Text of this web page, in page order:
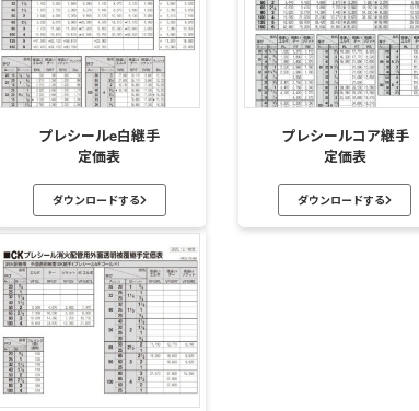
プレシールe白継手
定価表
ダウンロードする
プレシールコア継手
定価表
ダウンロードする